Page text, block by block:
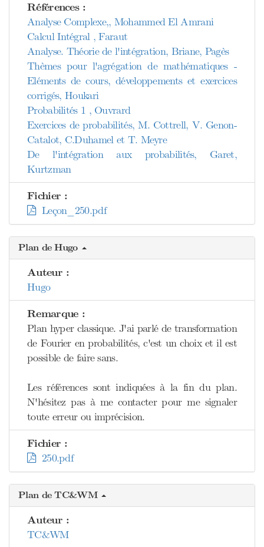
Références :
Analyse Complexe,, Mohammed El Amrani
Calcul Intégral , Faraut
Analyse. Théorie de l'intégration, Briane, Pagès
Thèmes pour l'agrégation de mathématiques -
Eléments de cours, développements et exercices
corrigés, Houkari
Probabilités 1 , Ouvrard
Exercices de probabilités, M. Cottrell, V. Genon-
Catalot, C.Duhamel et T. Meyre
De l'intégration aux probabilités, Garet,
Kurtzman
Fichier :
Leçon_250.pdf
Plan de Hugo
Auteur :
Hugo
Remarque :
Plan hyper classique. J'ai parlé de transformation
de Fourier en probabilités, c'est un choix et il est
possible de faire sans.
Les références sont indiquées à la fin du plan.
N'hésitez pas à me contacter pour me signaler
toute erreur ou imprécision.
Fichier :
250.pdf
Plan de TC&WM
Auteur :
TC&WM